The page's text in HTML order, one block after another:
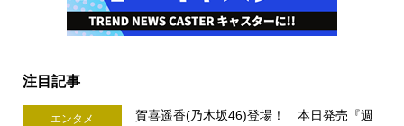
注目記事
エンタメ
賀喜遥香(乃木坂46)登場！ 本日発売『週